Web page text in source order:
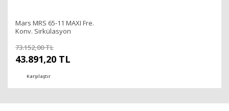
Mars MRS 65-11 MAXI Fre.
Konv. Sirkülasyon
73.152,00 TL
43.891,20 TL
Karşılaştır